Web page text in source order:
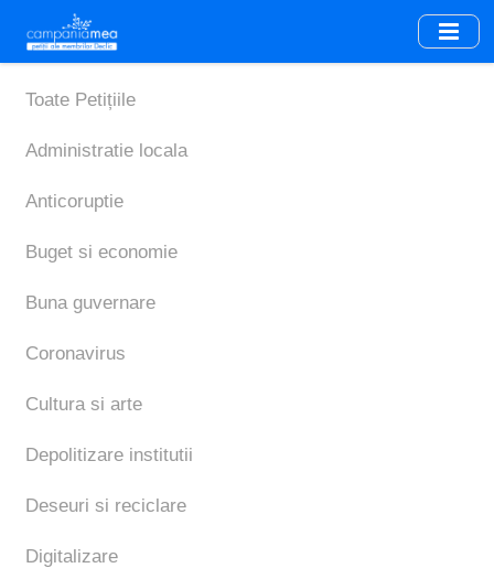
main
content
Toate Petițiile
Administratie locala
Anticoruptie
Buget si economie
Buna guvernare
Coronavirus
Cultura si arte
Depolitizare institutii
Deseuri si reciclare
Digitalizare